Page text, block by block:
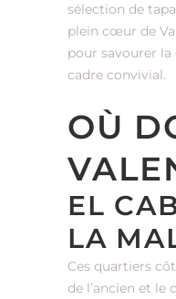
sélection de
plein cœur de
pour savourer la
cadre convivial.
OÙ
EL
LA
Ces quartiers
de l’ancien et